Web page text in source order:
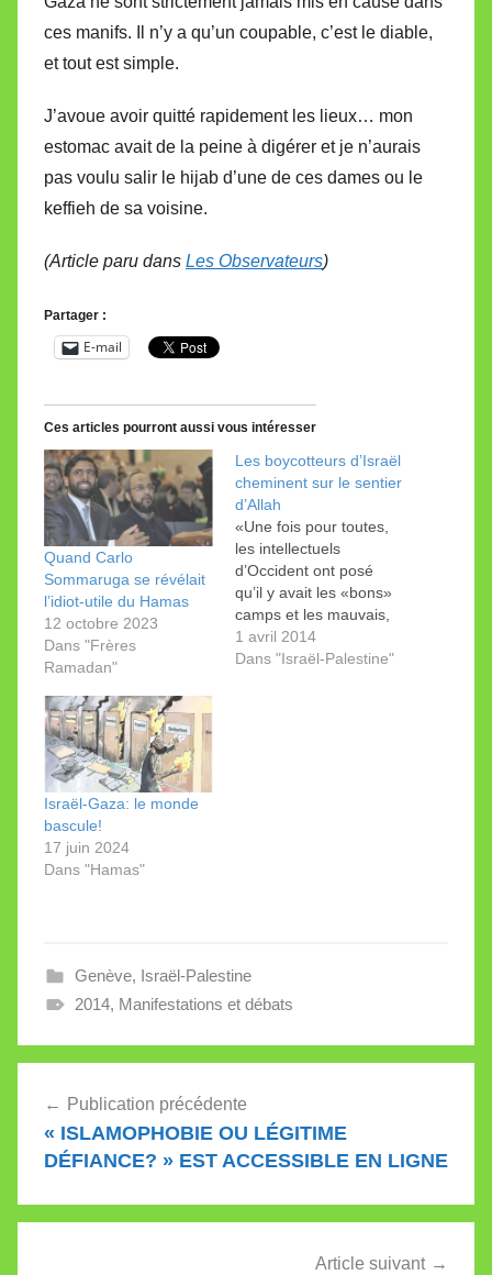
ces manifs. Il n’y a qu’un coupable, c’est le diable,
et tout est simple.
J’avoue avoir quitté rapidement les lieux… mon
estomac avait de la peine à digérer et je n’aurais
pas voulu salir le hijab d’une de ces dames ou le
keffieh de sa voisine.
(Article paru dans Les Observateurs)
Partager :
E-mail
Ces articles pourront aussi vous intéresser
Quand Carlo
Sommaruga se révélait
l’idiot-utile du Hamas
12 octobre 2023
Dans "Frères
Ramadan"
Les boycotteurs d’Israël
cheminent sur le sentier
d’Allah
«Une fois pour toutes,
les intellectuels
d’Occident ont posé
qu’il y avait les «bons»
camps et les mauvais,
les camps que
transfigure la sainteté
1 avril 2014
Dans "Israël-Palestine"
Israël-Gaza: le monde
bascule!
17 juin 2024
Dans "Hamas"
Genève, Israël-Palestine
2014, Manifestations et débats
l’article
Publication précédente
« ISLAMOPHOBIE OU LÉGITIME
DÉFIANCE? » EST ACCESSIBLE EN LIGNE
Article suivant